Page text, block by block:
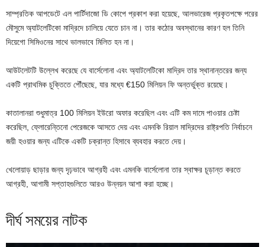
সাম্প্রতিক আপডেটে এল পার্টিদাজো ডি কোপে প্রকাশ করা হয়েছে, আলভারেজ প্রকৃতপক্ষে পরের
মৌসুমে অ্যাটলেটিকো মাদ্রিদে চালিয়ে যেতে চান না। তার কঠোর অবস্থানের কারণ হল তিনি
দিয়েগো সিমিওনের সাথে ভালভাবে মিলিত হন না।
আউটলেটটি উল্লেখ করেছে যে বার্সেলোনা এবং অ্যাটলেটিকো মাদ্রিদ তার স্থানান্তরের জন্য
একটি প্রাথমিক চুক্তিতে পৌঁছেছে, যার মধ্যে €150 মিলিয়ন ফি অন্তর্ভুক্ত রয়েছে।
কাতালানরা শুধুমাত্র 100 মিলিয়ন ইউরো অফার করেছিল এবং এটি কম দামে পাওয়ার চেষ্টা
করেছিল, ফ্লোরেন্তিনো পেরেজকে আসতে দেয় এবং এমনকি রিয়াল মাদ্রিদের রাষ্ট্রপতি নির্বাচনে
জয়ী হওয়ার জন্য এটিকে একটি চক্রান্ত হিসাবে ব্যবহার করতে দেয়।
খেলোয়াড় ছাড়ার জন্য দৃঢ়ভাবে আগ্রহী এবং এমনকি বার্সেলোনা তার স্বাক্ষর চূড়ান্ত করতে
আগ্রহী, আগামী সপ্তাহগুলিতে আরও উন্নয়ন আশা করা হচ্ছে।
দীর্ঘ সময়ের নাটক